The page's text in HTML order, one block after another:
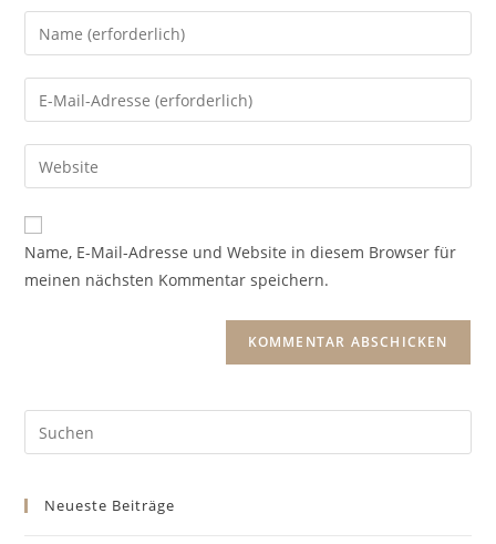
Gib
deinen
Namen
oder
zum
Kommentieren
ein
Gib
deine
E-
Mail-
zum
Kommentieren
ein
Gib
deine
Website-
URL
Name, E-Mail-Adresse und Website in diesem Browser für
meinen nächsten Kommentar speichern.
Neueste Beiträge